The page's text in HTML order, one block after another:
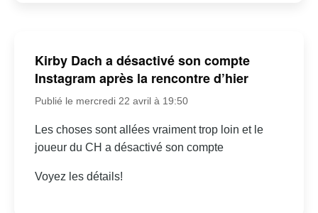
Kirby Dach a désactivé son compte
Instagram après la rencontre d’hier
Publié le mercredi 22 avril à 19:50
Les choses sont allées vraiment trop loin et le
joueur du CH a désactivé son compte
Voyez les détails!